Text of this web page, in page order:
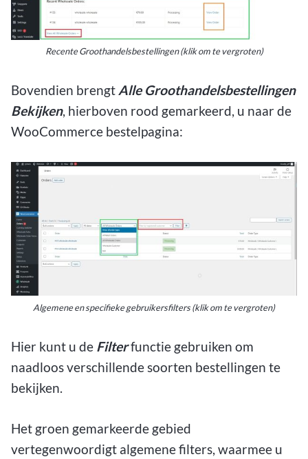
Recente Groothandelsbestellingen (klik om te vergroten)
Bovendien brengt Alle Groothandelsbestellingen
Bekijken, hierboven rood gemarkeerd, u naar de
WooCommerce bestelpagina:
Algemene en specifieke gebruikersfilters (klik om te vergroten)
Hier kunt u de Filterfunctie gebruiken om
naadloos verschillende soorten bestellingen te
bekijken.
Het groen gemarkeerde gebied
vertegenwoordigt algemene filters, waarmee u